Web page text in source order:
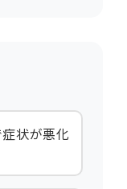
状が悪化